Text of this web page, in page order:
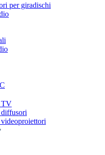
per giradischi
TV
diffusori